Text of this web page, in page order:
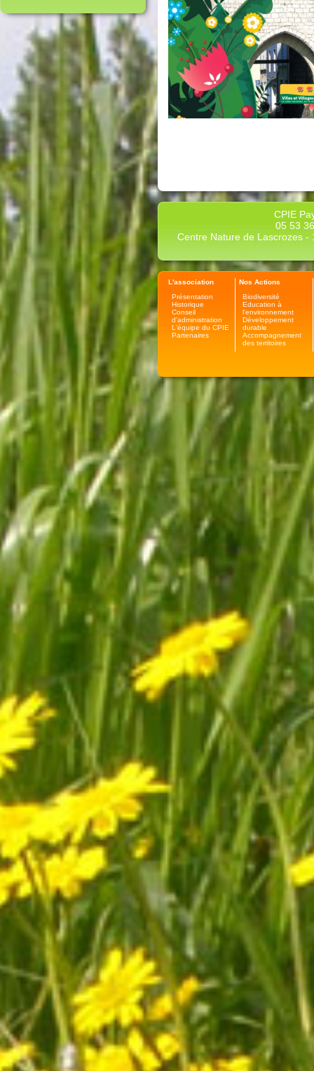
CPIE
05 53
Centre Nature de Lascrozes -
L'association
Présentation
Historique
Conseil
d'administration
L'équipe du CPIE
Partenaires
Nos Actions
Biodiversité
Education à
l'environnement
Développement
durable
Accompagnement
des territoires